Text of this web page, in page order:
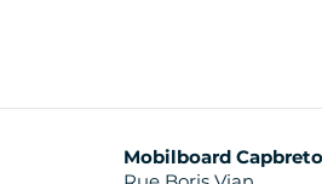
Mobilboard